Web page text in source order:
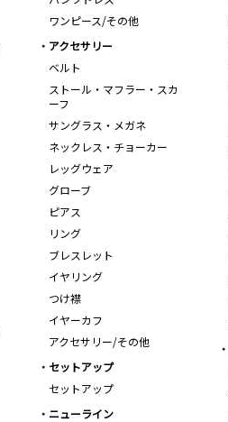
ワンピース/その他
アクセサリー
ベルト
ストール・マフラー・スカ
ーフ
サングラス・メガネ
ネックレス・チョーカー
レッグウェア
グローブ
ピアス
リング
ブレスレット
イヤリング
つけ襟
イヤーカフ
アクセサリー/その他
セットアップ
セットアップ
ニューライン